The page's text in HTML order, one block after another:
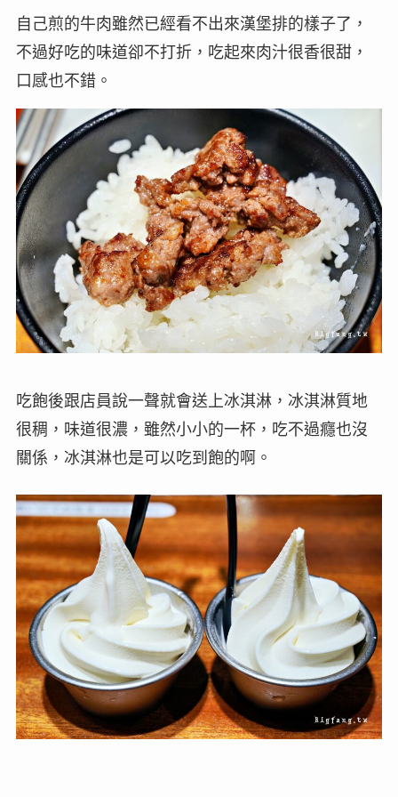
自己煎的牛肉雖然已經看不出來漢堡排的樣子了，
不過好吃的味道卻不打折，吃起來肉汁很香很甜，
口感也不錯。
吃飽後跟店員說一聲就會送上冰淇淋，冰淇淋質地
很稠，味道很濃，雖然小小的一杯，吃不過癮也沒
關係，冰淇淋也是可以吃到飽的啊。